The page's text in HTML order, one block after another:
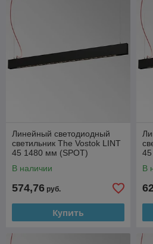
Линейный светодиодный
светильник The Vostok LINT
45 1480 мм (SPOT)
В наличии
574,76 руб.
Купить
В